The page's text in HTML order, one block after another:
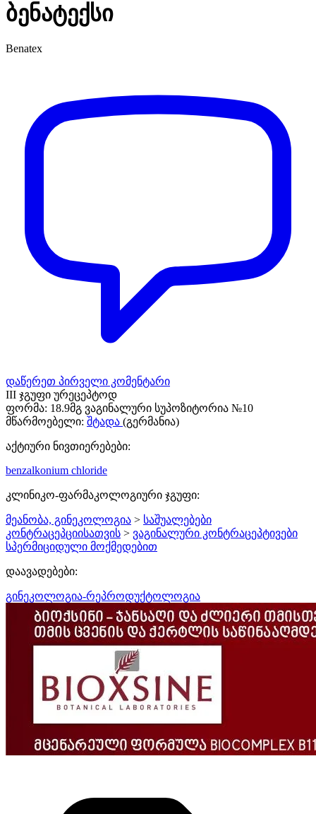
ბენატექსი
Benatex
დაწერეთ პირველი კომენტარი
III ჯგუფი ურეცეპტოდ
ფორმა: 18.9მგ ვაგინალური სუპოზიტორია №10
მწარმოებელი: შტადა (გერმანია)
აქტიური ნივთიერებები:
benzalkonium chloride
კლინიკო-ფარმაკოლოგიური ჯგუფი:
მეანობა, გინეკოლოგია > საშუალებები
კონტრაცეპციისათვის > ვაგინალური კონტრაცეპტივები
სპერმიციდული მოქმედებით
დაავადებები:
გინეკოლოგია-რეპროდუქტოლოგია